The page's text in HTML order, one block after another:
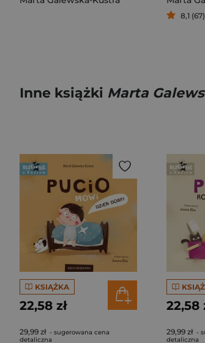
8,1 (67)
Inne książki Marta
KSIĄŻKA
22,58 zł
29,99 zł - sugerowana cena
detaliczna
22,58
29,99 zł -
detaliczna